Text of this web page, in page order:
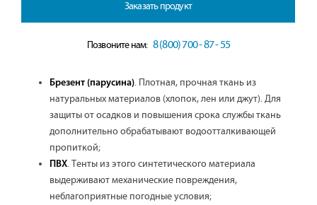
Заказать продукт
Позвоните нам: 8 (800) 700 - 87 - 55
Брезент (парусина). Плотная, прочная ткань из
натуральных материалов (хлопок, лен или джут). Для
защиты от осадков и повышения срока службы ткань
дополнительно обрабатывают водоотталкивающей
пропиткой;
ПВХ. Тенты из этого синтетического материала
выдерживают механические повреждения,
неблагоприятные погодные условия;